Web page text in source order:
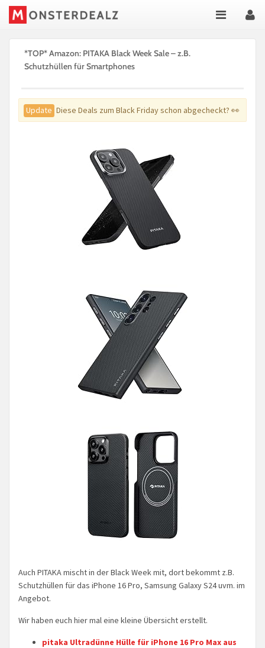
*TOP* Amazon: PITAKA Black Week Sale – z.B.
Schutzhüllen für Smartphones
Update Diese Deals zum Black Friday schon abgecheckt? 👀
Auch PITAKA mischt in der Black Week mit, dort bekommt z.B.
Schutzhüllen für das iPhone 16 Pro, Samsung Galaxy S24 uvm. im
Angebot.
Wir haben euch hier mal eine kleine Übersicht erstellt.
pitaka Ultradünne Hülle für iPhone 16 Pro Max aus